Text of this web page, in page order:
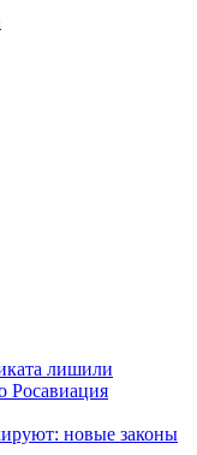
лишили
Росавиация
новые законы